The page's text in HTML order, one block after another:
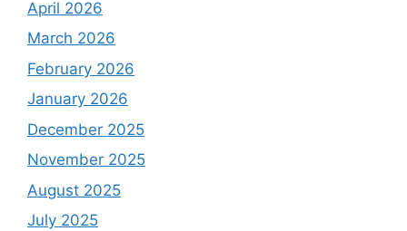
April 2026
March 2026
February 2026
January 2026
December 2025
November 2025
August 2025
July 2025